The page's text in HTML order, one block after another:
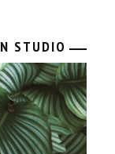
STUDIO